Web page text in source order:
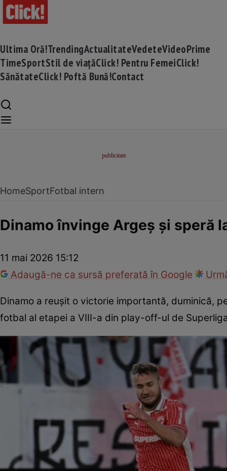
Ultima Oră!TrendingActualitateVedeteVideoPrime
TimeSportStil de viațăClick! Pentru FemeiClick!
SănătateClick! Poftă Bună!Contact
HomeSportFotbal intern
Dinamo învinge Argeș și speră
11 mai 2026 15:12
Adaugă-ne ca sursă preferată în Google
Dinamo a reușit o victorie importantă, duminică,
fotbal al etapei a VIII-a din play-off-ul de